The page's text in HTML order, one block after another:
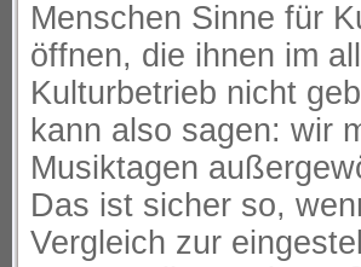
Menschen Sinne für
öffnen, die ihnen im
Kulturbetrieb nicht
kann also sagen: wir
Musiktagen
Das ist sicher so,
Vergleich zur